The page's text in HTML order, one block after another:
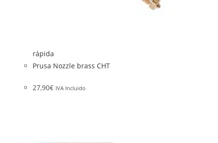
rápida
Prusa Nozzle brass CHT
27,90€ IVA Incluido